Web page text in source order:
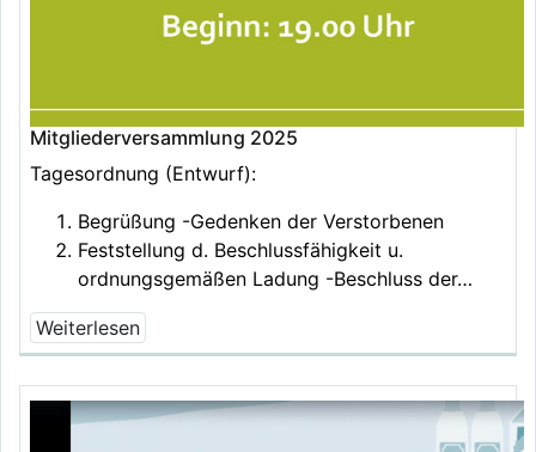
Mitgliederversammlung 2025
Tagesordnung (Entwurf):
Begrüßung -Gedenken der Verstorbenen
Feststellung d. Beschlussfähigkeit u.
ordnungsgemäßen Ladung -Beschluss der…
Weiterlesen